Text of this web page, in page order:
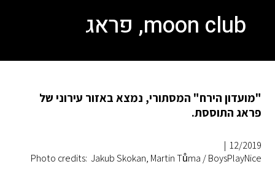
moon club, פראג
"מועדון הירח" המסתורי, נמצא באזור עירוני של
פראג התוססת.
12/2019
|
Photo credits: Jakub Skokan, Martin Tůma / BoysPlayNice